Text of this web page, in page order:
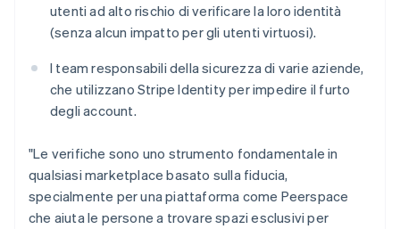
utenti ad alto rischio di verificare la loro identità
(senza alcun impatto per gli utenti virtuosi).
I team responsabili della sicurezza di varie aziende,
che utilizzano Stripe Identity per impedire il furto
degli account.
"Le verifiche sono uno strumento fondamentale in
qualsiasi marketplace basato sulla fiducia,
specialmente per una piattaforma come Peerspace
che aiuta le persone a trovare spazi esclusivi per